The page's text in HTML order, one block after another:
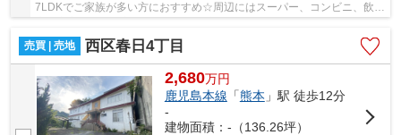
7LDKでご家族が多い方におすすめ☆周辺にはスーパー、コンビニ、飲食
売買 | 売地
西区春日4丁目
2,680万円
鹿児島本線 「熊本 」駅 徒歩12分
-
建物面積：-（136.26坪）